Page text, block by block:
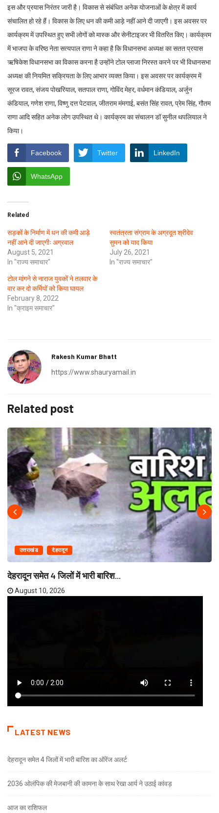
इस और प्रयास निरंतर जारी है। विकास से संबंधित अनेक योजनाओं के क्षेत्र में कार्य
संचालित हो रहे हैं। विकास के लिए धन की कमी आड़े नहीं आने दी जाएगी। इस अवसर पर
कार्यक्रम में उपस्थित हुए सभी लोगों को मास्क और सेनीटाइजर भी वितरित किए। कार्यक्रम
में भाजपा के वरिष्ठ नेता सत्यपाल राणा ने कहा है कि विधानसभा अध्यक्ष का सतत प्रयास
ऋषिकेश विधानसभा का विकास करना है उन्होंने टोल प्लाजा निरस्त करने पर भी विधानसभा
अध्यक्ष की नियमित सक्रियता के लिए आभार व्यक्त किया। इस अवसर पर कार्यक्रम में
सूरज रावत, संजय पोखरियाल, सतपाल राणा, गोविंद मेहर, वर्धमान कंडियाल, अर्जुन
कंडियाल, गणेश राणा, विष्णु दत्त पेटवाल, जीतराम मंमगाई, बसंत सिंह रावत, प्रेम सिंह, गौतम
राणा आदि सहित अनेक लोग उपस्थित थे। कार्यक्रम का संचालन डॉ सुनील थपलियाल ने
किया।
Facebook Twitter LinkedIn
WhatsApp
Related
सड़कों के निर्माण में धन की कमी आड़े
नहीं आने दी जाएगीः अग्रवाल
August 5, 2021
In "राज्य समाचार"
स्वतंत्रता संग्राम के अग्रदूत श्रीदेव
सुमन को याद किया
July 26, 2021
In "राज्य समाचार"
टोल मांगने से नाराज युवकों ने तलवार के
वार कर दो कर्मियों को किया घायल
February 8, 2022
In "क्राइम समाचार"
Rakesh Kumar Bhatt
https://www.shauryamail.in
Related post
उत्तराखंड देहरादून
देहरादून समेत 4 जिलों में भारी बारिश...
August 10, 2026
LATEST NEWS
देहरादून समेत 4 जिलों में भारी बारिश का ऑरेंज अलर्ट
2036 ओलंपिक की मेजबानी की कामना के साथ रेखा आर्य ने उठाई कांवड़
आज का राशिफल